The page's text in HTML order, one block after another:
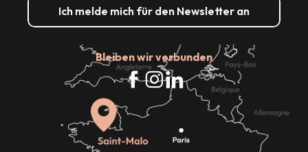
Ich melde mich für den Newsletter an
Bleiben wir verbunden